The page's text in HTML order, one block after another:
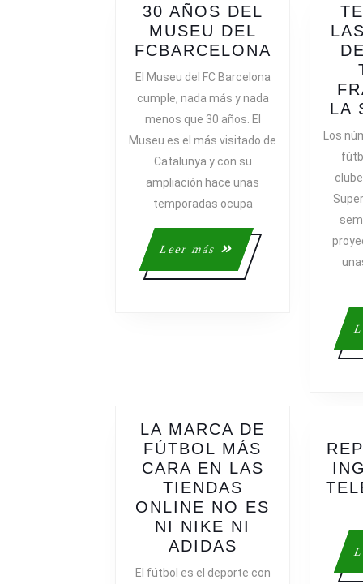
30 AÑOS DEL
MUSEU DEL
FCBARCELONA
MUSEU
El Museu del FC Barcelona
cumple, nada más y nada
menos que 30 años. El
Museu es el más visitado de
Catalunya y con su
ampliación hace unas
temporadas ocupa
Leer más
Leer
más
LA
Los
LA MARCA DE
FÚTBOL MÁS
CARA EN LAS
TIENDAS
ONLINE NO ES
NI NIKE NI
ADIDAS
MARCA
El fútbol es el deporte con